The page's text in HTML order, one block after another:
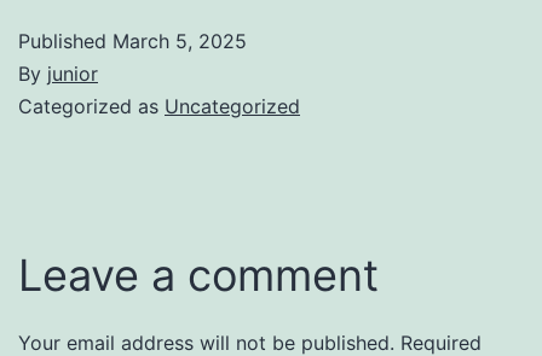
Published March 5, 2025
By junior
Categorized as Uncategorized
Leave a comment
Your email address will not be published. Required